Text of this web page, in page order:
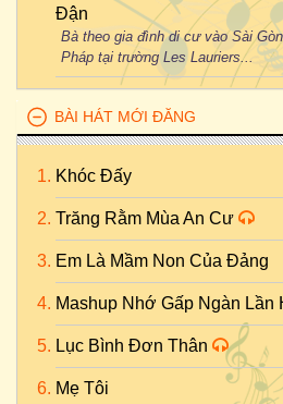
Đận
Bà theo gia đình di cư vào Sài
Pháp tại trường Les Lauriers...
BÀI HÁT MỚI ĐĂNG
Khóc Đấy
Trăng Rằm Mùa An Cư
Em Là Mầm Non Của Đảng
Mashup Nhớ Gấp Ngàn Lần
Lục Bình Đơn Thân
Mẹ Tôi